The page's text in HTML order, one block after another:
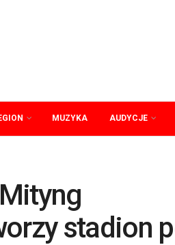
MUZYKA AUDYCJE
stadion